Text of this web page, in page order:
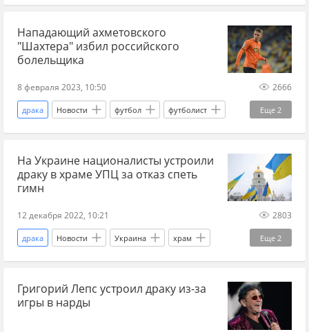
Польша украинцы погибшие
Нападающий ахметовского
"Шахтера" избил российского
болельщика
8 февраля 2023, 10:50 2666
Еще 2
драка Новости футбол футболист
Турция "Шахтер"
На Украине националисты устроили
драку в храме УПЦ за отказ спеть
гимн
12 декабря 2022, 10:21 2803
Еще 2
драка Новости Украина храм
Церковь Гимн
Григорий Лепс устроил драку из-за
игры в нарды